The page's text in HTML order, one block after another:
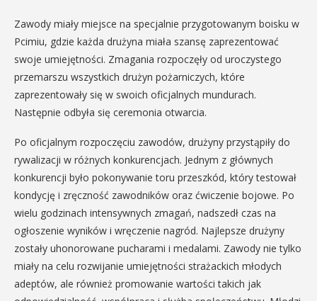
Zawody miały miejsce na specjalnie przygotowanym boisku w
Pcimiu, gdzie każda drużyna miała szansę zaprezentować
swoje umiejętności. Zmagania rozpoczęły od uroczystego
przemarszu wszystkich drużyn pożarniczych, które
zaprezentowały się w swoich oficjalnych mundurach.
Następnie odbyła się ceremonia otwarcia.
Po oficjalnym rozpoczęciu zawodów, drużyny przystąpiły do
rywalizacji w różnych konkurencjach. Jednym z głównych
konkurencji było pokonywanie toru przeszkód, który testował
kondycję i zręczność zawodników oraz ćwiczenie bojowe. Po
wielu godzinach intensywnych zmagań, nadszedł czas na
ogłoszenie wyników i wręczenie nagród. Najlepsze drużyny
zostały uhonorowane pucharami i medalami. Zawody nie tylko
miały na celu rozwijanie umiejętności strażackich młodych
adeptów, ale również promowanie wartości takich jak